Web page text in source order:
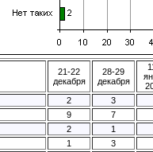
21-22
декабря
28-29
декабря
2
3
9
7
2
1
1
3